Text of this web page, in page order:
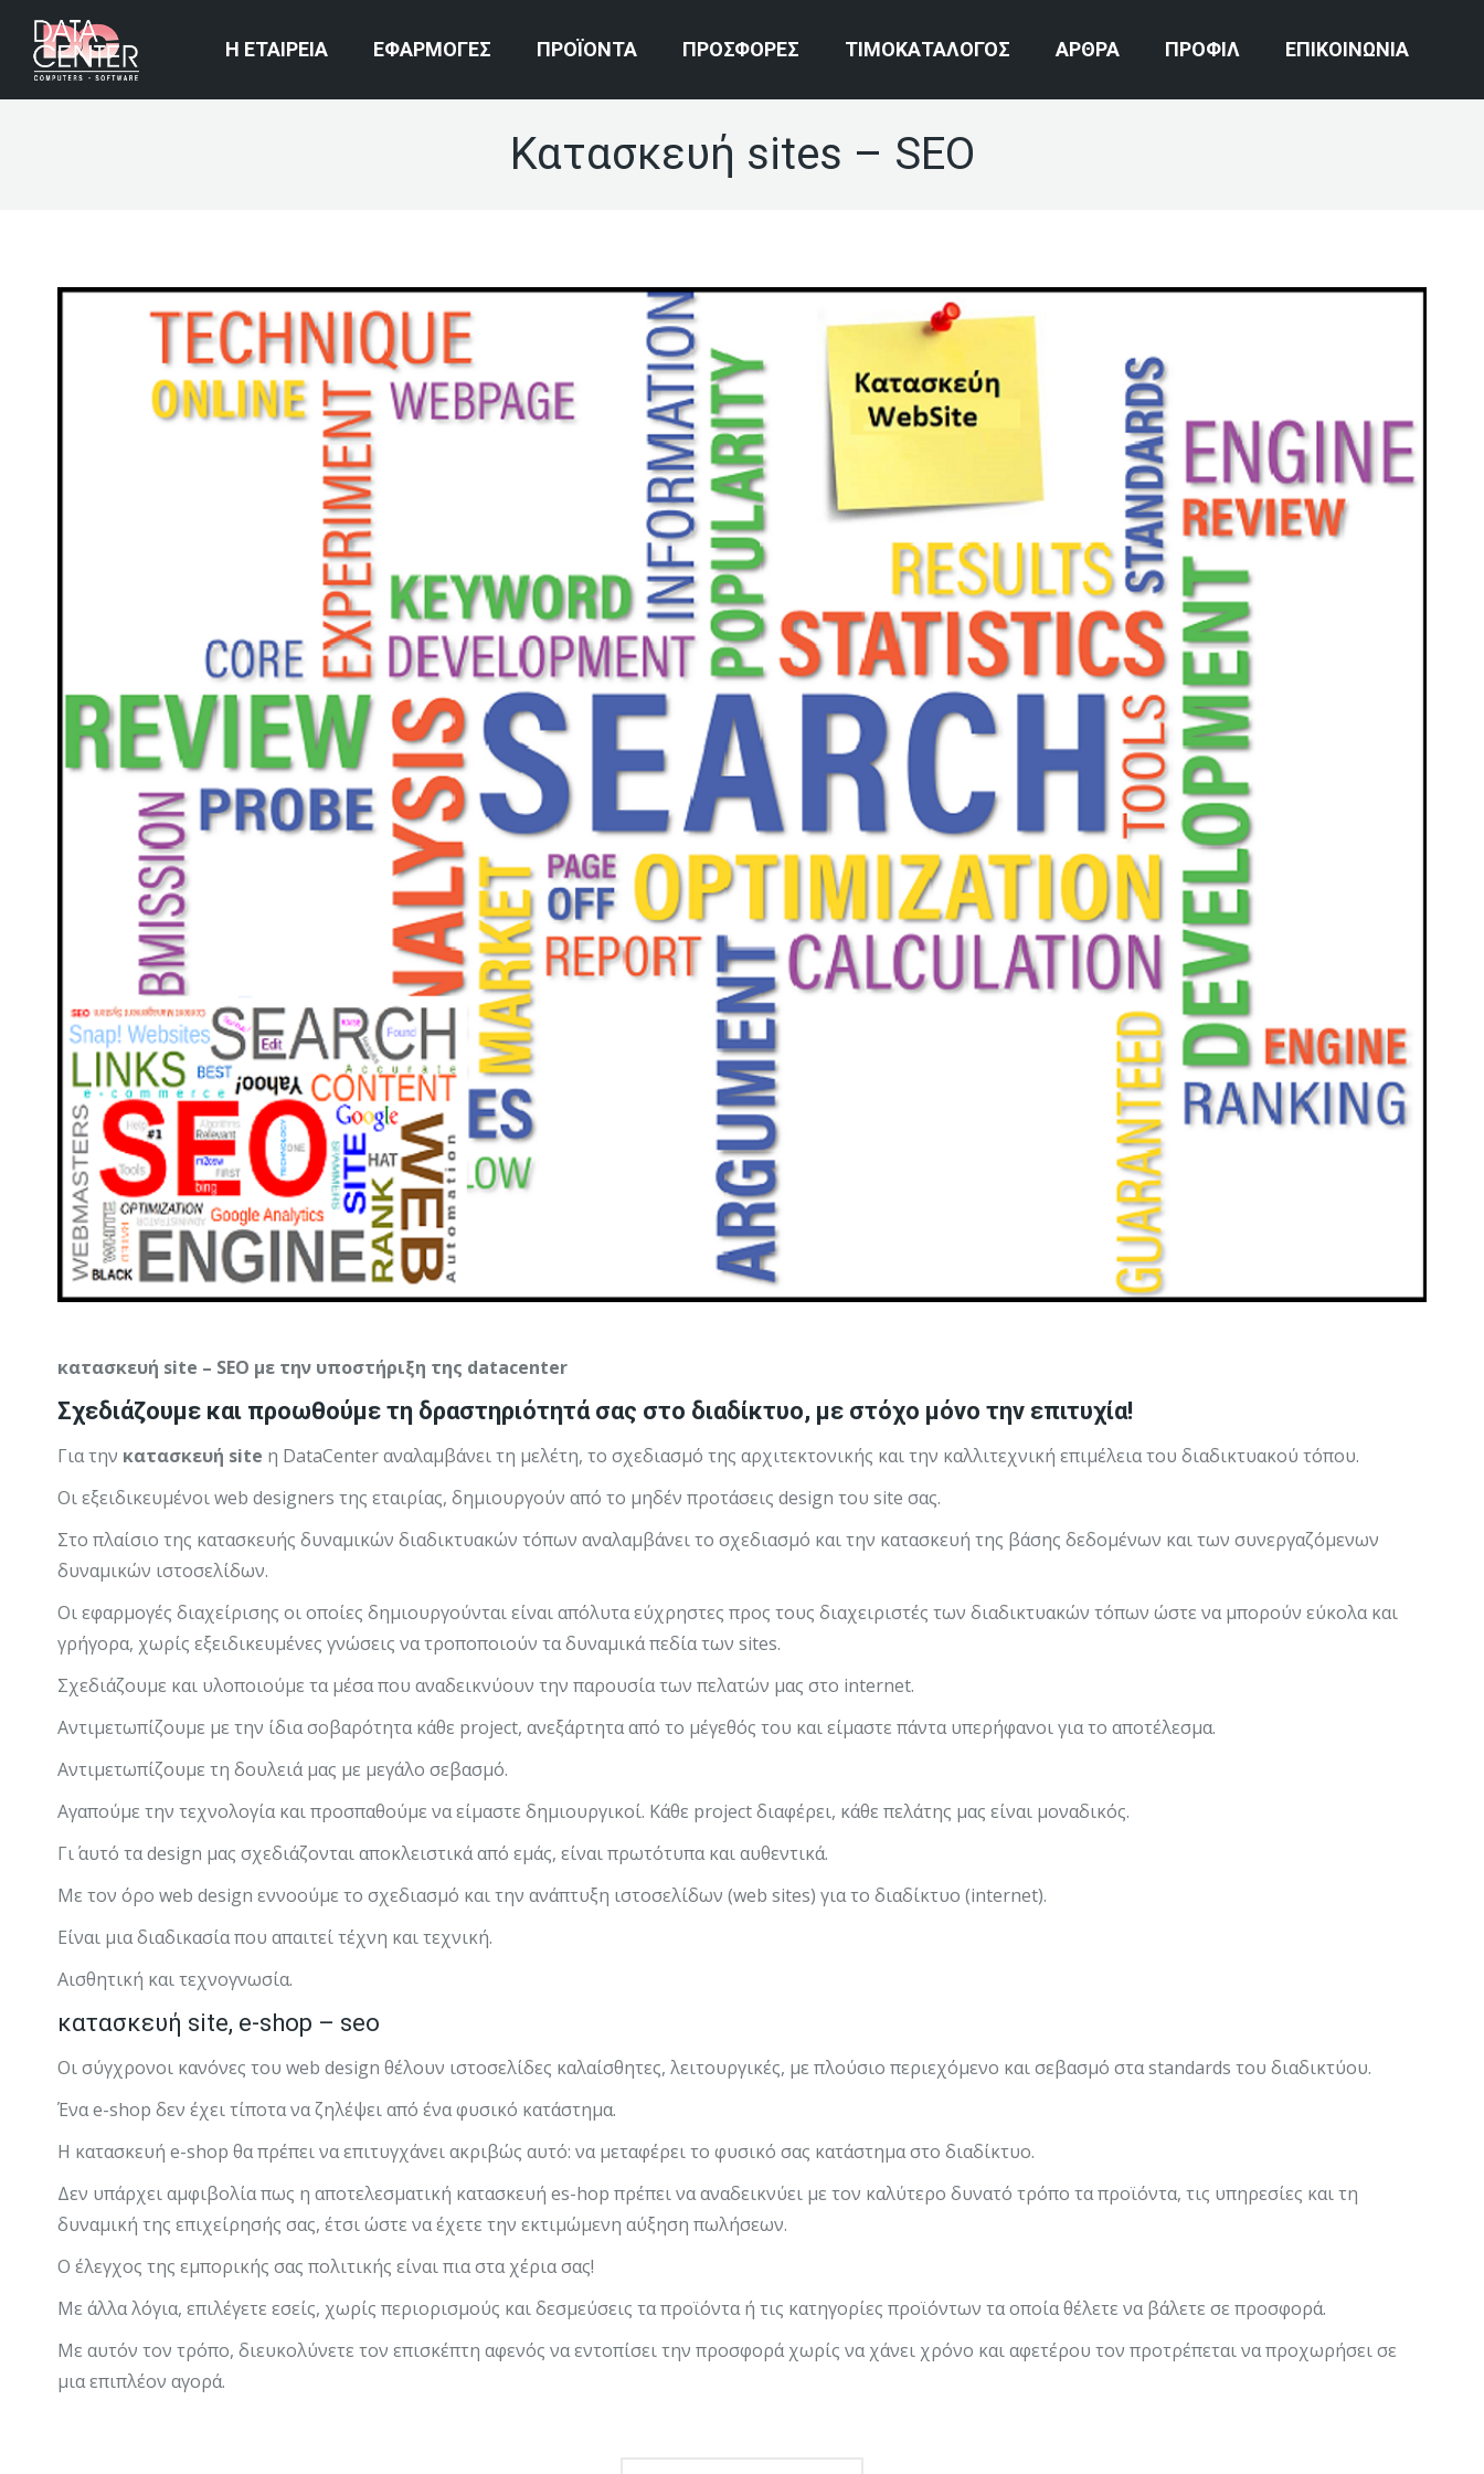
Η ΕΤΑΙΡΕΙΑ ΕΦΑΡΜΟΓΕΣ ΠΡΟΪΟΝΤΑ ΠΡΟΣΦΟΡΕΣ ΤΙΜΟΚΑΤΑΛΟΓΟΣ ΑΡΘΡΑ ΠΡΟΦΙΛ ΕΠΙΚΟΙΝΩΝΙΑ
Κατασκευή sites – SEO
κατασκευή site – SEO με την υποστήριξη της datacenter
Σχεδιάζουμε και προωθούμε τη δραστηριότητά σας στο διαδίκτυο, με στόχο μόνο την επιτυχία!
Για την κατασκευή site η DataCenter αναλαμβάνει τη μελέτη, το σχεδιασμό της αρχιτεκτονικής και την καλλιτεχνική επιμέλεια του διαδικτυακού τόπου.
Οι εξειδικευμένοι web designers της εταιρίας, δημιουργούν από το μηδέν προτάσεις design του site σας.
Στο πλαίσιο της κατασκευής δυναμικών διαδικτυακών τόπων αναλαμβάνει το σχεδιασμό και την κατασκευή της βάσης δεδομένων και των συνεργαζόμενων
δυναμικών ιστοσελίδων.
Οι εφαρμογές διαχείρισης οι οποίες δημιουργούνται είναι απόλυτα εύχρηστες προς τους διαχειριστές των διαδικτυακών τόπων ώστε να μπορούν εύκολα και
γρήγορα, χωρίς εξειδικευμένες γνώσεις να τροποποιούν τα δυναμικά πεδία των sites.
Σχεδιάζουμε και υλοποιούμε τα μέσα που αναδεικνύουν την παρουσία των πελατών μας στο internet.
Αντιμετωπίζουμε με την ίδια σοβαρότητα κάθε project, ανεξάρτητα από το μέγεθός του και είμαστε πάντα υπερήφανοι για το αποτέλεσμα.
Αντιμετωπίζουμε τη δουλειά μας με μεγάλο σεβασμό.
Αγαπούμε την τεχνολογία και προσπαθούμε να είμαστε δημιουργικοί. Κάθε project διαφέρει, κάθε πελάτης μας είναι μοναδικός.
Γι΄ αυτό τα design μας σχεδιάζονται αποκλειστικά από εμάς, είναι πρωτότυπα και αυθεντικά.
Με τον όρο web design εννοούμε το σχεδιασμό και την ανάπτυξη ιστοσελίδων (web sites) για το διαδίκτυο (internet).
Είναι μια διαδικασία που απαιτεί τέχνη και τεχνική.
Αισθητική και τεχνογνωσία.
κατασκευή site, e-shop – seo
Οι σύγχρονοι κανόνες του web design θέλουν ιστοσελίδες καλαίσθητες, λειτουργικές, με πλούσιο περιεχόμενο και σεβασμό στα standards του διαδικτύου.
Ένα e-shop δεν έχει τίποτα να ζηλέψει από ένα φυσικό κατάστημα.
Η κατασκευή e-shop θα πρέπει να επιτυγχάνει ακριβώς αυτό: να μεταφέρει το φυσικό σας κατάστημα στο διαδίκτυο.
Δεν υπάρχει αμφιβολία πως η αποτελεσματική κατασκευή es-hop πρέπει να αναδεικνύει με τον καλύτερο δυνατό τρόπο τα προϊόντα, τις υπηρεσίες και τη
δυναμική της επιχείρησής σας, έτσι ώστε να έχετε την εκτιμώμενη αύξηση πωλήσεων.
Ο έλεγχος της εμπορικής σας πολιτικής είναι πια στα χέρια σας!
Με άλλα λόγια, επιλέγετε εσείς, χωρίς περιορισμούς και δεσμεύσεις τα προϊόντα ή τις κατηγορίες προϊόντων τα οποία θέλετε να βάλετε σε προσφορά.
Με αυτόν τον τρόπο, διευκολύνετε τον επισκέπτη αφενός να εντοπίσει την προσφορά χωρίς να χάνει χρόνο και αφετέρου τον προτρέπεται να προχωρήσει σε
μια επιπλέον αγορά.